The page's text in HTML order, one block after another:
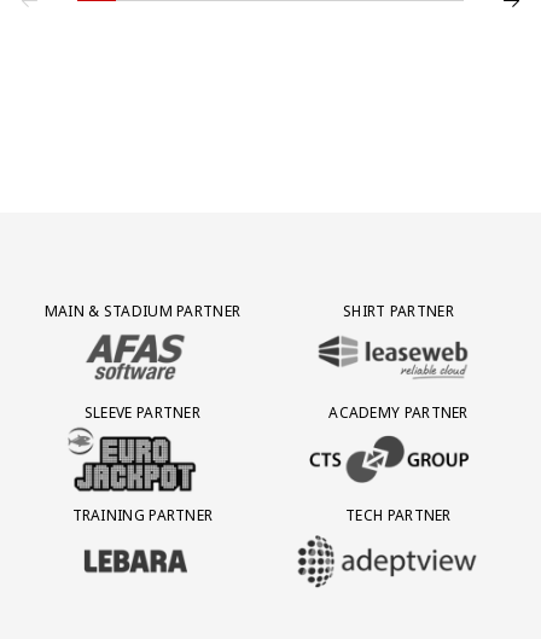
Partner Logos Grid
MAIN & STADIUM PARTNER
BEZOEK ONZE MAIN & STADIUM PARTNER AFAS SOFTWARE
SHIRT PARTNER
BEZOEK ONZE SHIRT PARTNER
SLEEVE PARTNER
BEZOEK ONZE SLEEVE PARTNER EUROJACKPOT
ACADEMY PARTNER
BEZOEK ONZE ACADEMY
TRAINING PARTNER
BEZOEK ONZE TRAINING PARTNER LEBARA
TECH PARTNER
BEZOEK ONZE TECH PARTNER